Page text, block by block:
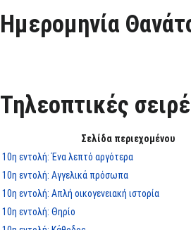
Ημερομηνία
Τηλεοπτικές
Σελίδα περιεχομένου
10η εντολή: Ένα λεπτό αργότερα
10η εντολή: Αγγελικά πρόσωπα
10η εντολή: Απλή οικογενειακή ιστορία
10η εντολή: Θηρίο